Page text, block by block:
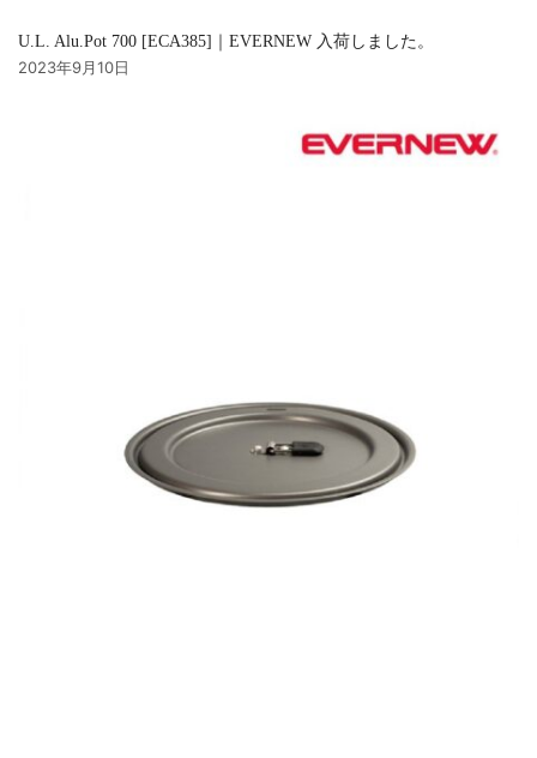
U.L. Alu.Pot 700 [ECA385]｜EVERNEW 入荷しました。
2023年9月10日